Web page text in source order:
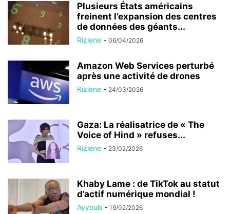
Plusieurs États américains
freinent l’expansion des centres
de données des géants...
Rizlene - 06/04/2026
Amazon Web Services perturbé
après une activité de drones
Rizlene - 24/03/2026
Gaza: La réalisatrice de « The
Voice of Hind » refuses...
Rizlene - 23/02/2026
Khaby Lame : de TikTok au statut
d’actif numérique mondial !
Ayyoub - 19/02/2026